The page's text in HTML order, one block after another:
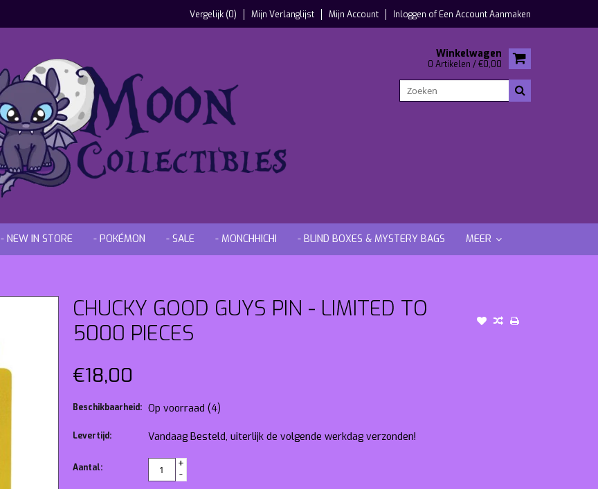
Vergelijk (0) Mijn Verlanglijst Mijn Account Inloggen ofEen Account Aanmaken
Winkelwagen
0 Artikelen / €0,00
- NEW IN STORE - POKÉMON - SALE - MONCHHICHI - BLIND BOXES & MYSTERY BAGS MEER
CHUCKY GOOD GUYS PIN - LIMITED TO
5000 PIECES
€18,00
Beschikbaarheid: Op voorraad (4)
Levertijd: Vandaag Besteld, uiterlijk de volgende werkdag verzonden!
Aantal:
+
-